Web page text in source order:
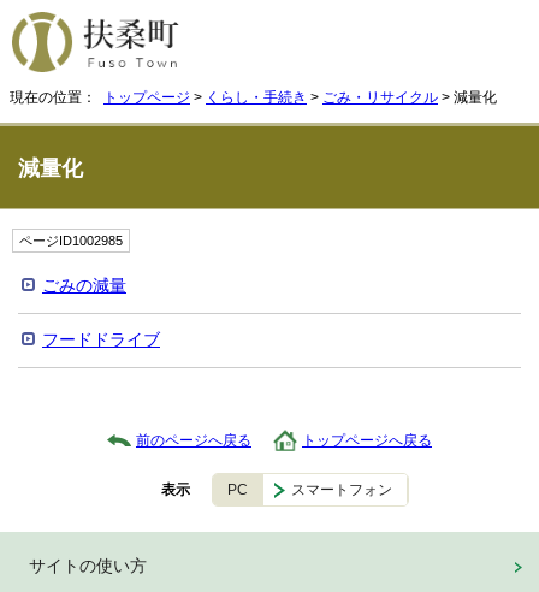
現在の位置： トップページ > くらし・手続き > ごみ・リサイクル > 減量化
減量化
ページID1002985
ごみの減量
フードドライブ
前のページへ戻る トップページへ戻る
表示 PC スマートフォン
サイトの使い方